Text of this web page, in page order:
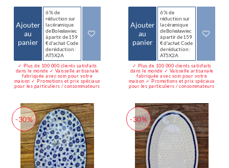
Ajouter
au
panier
6 % de
réduction sur
la céramique
de Bolesławiec
à partir de 159
€ d'achat Code
de réduction :
AT5X2A
✓ Plus de 100 000 clients satisfaits
dans le monde ✓ Vaisselle artisanale
fabriquée avec soin pour votre
maison ✓ Promotions et prix spéciaux
pour les particuliers / consommateurs
Ajouter
au
panier
6 % de
réduction sur
la céramique
de Bolesławiec
à partir de 159
€ d'achat Code
de réduction :
AT5X2A
✓ Plus de 100 000 clients satisfaits
dans le monde ✓ Vaisselle artisanale
fabriquée avec soin pour votre
maison ✓ Promotions et prix spéciaux
pour les particuliers / consommateurs
-30% -30%